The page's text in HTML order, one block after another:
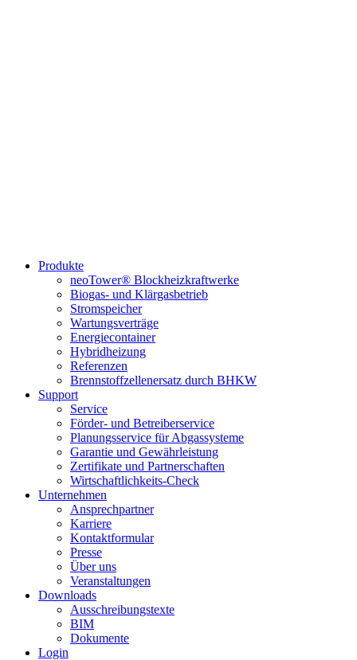
Produkte
neoTower® Blockheizkraftwerke
Biogas- und Klärgasbetrieb
Stromspeicher
Wartungsverträge
Energiecontainer
Hybridheizung
Referenzen
Brennstoffzellenersatz durch BHKW
Support
Service
Förder- und Betreiberservice
Planungsservice für Abgassysteme
Garantie und Gewährleistung
Zertifikate und Partnerschaften
Wirtschaftlichkeits-Check
Unternehmen
Ansprechpartner
Karriere
Kontaktformular
Presse
Über uns
Veranstaltungen
Downloads
Ausschreibungstexte
BIM
Dokumente
Login